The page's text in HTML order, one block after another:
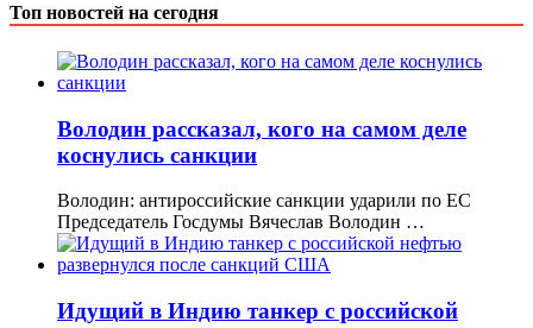
Топ новостей на сегодня
Володин рассказал, кого на самом деле
коснулись санкции
Володин: антироссийские санкции ударили по ЕС
Председатель Госдумы Вячеслав Володин …
Идущий в Индию танкер с российской